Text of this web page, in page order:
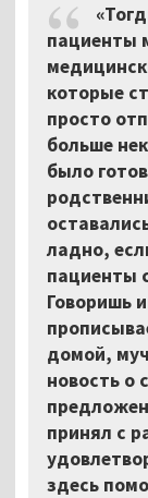
пациенты
которые
просто
больше
было
ладно,
пациенты
Говоришь
домой,
новость о
принял с
здесь